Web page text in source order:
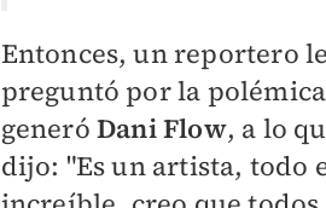
Entonces, un reportero le
preguntó por la
generó Dani Flow, a lo
dijo: "Es un artista, todo